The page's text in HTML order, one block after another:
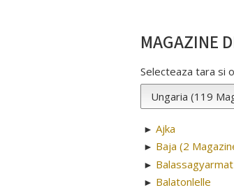
MAGAZINE
Selecteaza tara si
► Ajka
► Baja (2
► Balassagyarmat
► Balatonlelle